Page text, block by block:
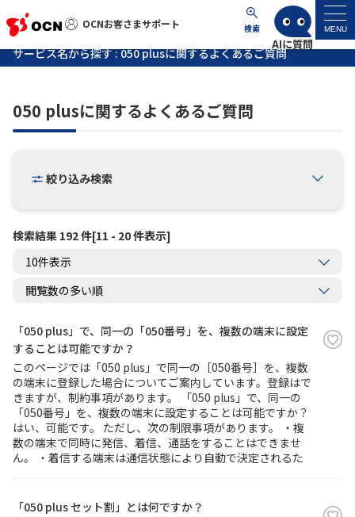
OCNお客さまサポート 検索 MENU
OCNお客さまサポート
マイページ
サポートトップ
よくあるご質問
工事・故障情報
お問い合わせ
履歴・お気に入り
お知らせ サポートサイトの使い方
サービス名から探す : 050 plusに関するよくあるご質問
050 plusに関するよくあるご質問
絞り込み検索
検索結果 192 件[11 - 20 件表示]
「050 plus」で、同一の「050番号」を、複数の端末に設定
することは可能ですか？
このページでは「050 plus」で同一の［050番号］を、複数
の端末に登録した場合についてご案内しています。登録はで
きますが、制約事項があります。 「050 plus」で、同一の
「050番号」を、複数の端末に設定することは可能ですか？
はい、可能です。 ただし、次の制限事項があります。 ・複
数の端末で同時に発信、着信、通話をすることはできませ
ん。 ・着信する端末は通信状態により自動で決定されるた
「050 plus セット割」とは何ですか？